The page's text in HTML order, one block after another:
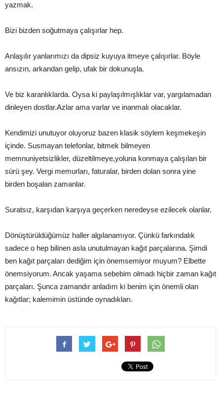
yazmak.
Bizi bizden soğutmaya çalışırlar hep.
Anlaşılır yanlarımızı da dipsiz kuyuya itmeye çalışırlar. Böyle
ansızın, arkandan gelip, ufak bir dokunuşla.
Ve biz karanlıklarda. Oysa ki paylaşılmışlıklar var, yargılamadan
dinleyen dostlar.Azlar ama varlar ve inanmalı olacaklar.
Kendimizi unutuyor oluyoruz bazen klasik söylem keşmekeşin
içinde. Susmayan telefonlar, bitmek bilmeyen
memnuniyetsizlikler, düzeltilmeye,yoluna konmaya çalışılan bir
sürü şey. Vergi memurları, faturalar, birden dolan sonra yine
birden boşalan zamanlar.
Suratsız, karşıdan karşıya geçerken neredeyse ezilecek olanlar.
Dönüştürüldüğümüz haller algılanamıyor. Çünkü farkındalık
sadece o hep bilinen asla unutulmayan kağıt parçalarına. Şimdi
ben kağıt parçaları dediğim için önemsemiyor muyum? Elbette
önemsiyorum. Ancak yaşama sebebim olmadı hiçbir zaman kağıt
parçaları. Şunca zamandır anladım ki benim için önemli olan
kağıtlar; kalemimin üstünde oynadıkları.